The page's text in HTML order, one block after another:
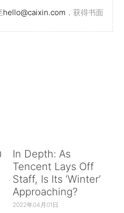
hello@caixin.com ，获得书面
In Depth: As
Tencent Lays Off
Staff, Is Its ‘Winter’
Approaching?
2022年04月01日